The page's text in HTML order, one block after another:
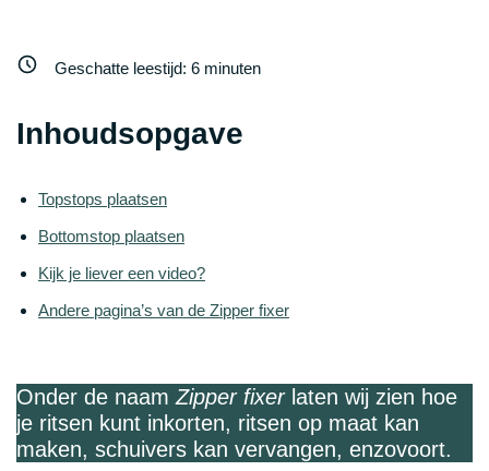
Geschatte leestijd: 6 minuten
Inhoudsopgave
Topstops plaatsen
Bottomstop plaatsen
Kijk je liever een video?
Andere pagina’s van de Zipper fixer
Onder de naam Zipper fixerlaten wij zien hoe
je ritsen kunt inkorten, ritsen op maat kan
maken, schuivers kan vervangen, enzovoort.